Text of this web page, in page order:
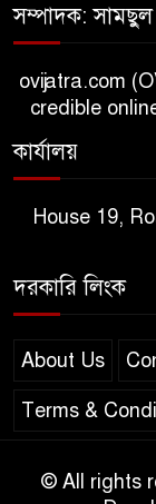
সম্পাদক:
ovijatra.com
credible
কার্যালয়
House 19,
দরকারি লিংক
About Us
Terms &
© All rights